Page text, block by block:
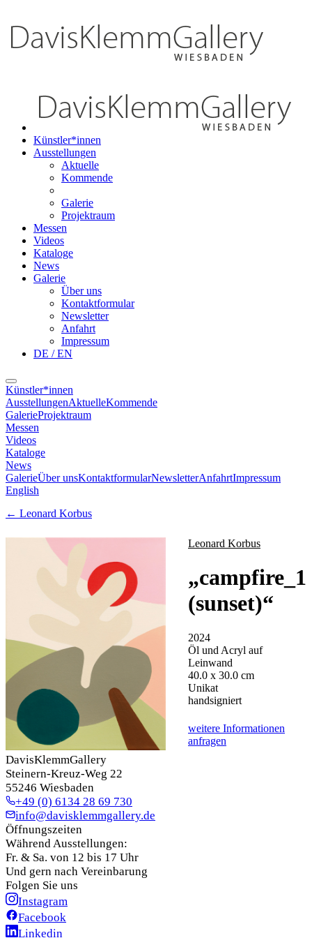
Künstler*innen
Ausstellungen
Aktuelle
Kommende
Galerie
Projektraum
Messen
Videos
Kataloge
News
Galerie
Über uns
Kontaktformular
Newsletter
Anfahrt
Impressum
DE / EN
Künstler*innen
AusstellungenAktuelleKommende
GalerieProjektraum
Messen
Videos
Kataloge
News
GalerieÜber unsKontaktformularNewsletterAnfahrtImpressum
English
← Leonard Korbus
Leonard Korbus
„campfire_1
(sunset)“
2024
Öl und Acryl auf
Leinwand
40.0 x 30.0 cm
Unikat
handsigniert
weitere Informationen
anfragen
DavisKlemmGallery
Steinern-Kreuz-Weg 22
55246 Wiesbaden
+49 (0) 6134 28 69 730
info@davisklemmgallery.de
Öffnungszeiten
Während Ausstellungen:
Fr. & Sa. von 12 bis 17 Uhr
Und gern nach Vereinbarung
Folgen Sie uns
Instagram
Facebook
Linkedin